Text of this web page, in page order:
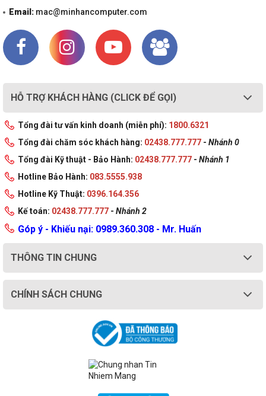
Email: mac@minhancomputer.com
HỖ TRỢ KHÁCH HÀNG (CLICK ĐỂ GỌI)
Tổng đài tư vấn kinh doanh (miễn phí): 1800.6321
Tổng đài chăm sóc khách hàng: 02438.777.777 - Nhánh 0
Tổng đài Kỹ thuật - Bảo Hành: 02438.777.777 - Nhánh 1
Hotline Bảo Hành: 083.5555.938
Hotline Kỹ Thuật: 0396.164.356
Kế toán: 02438.777.777 - Nhánh 2
Góp ý - Khiếu nại: 0989.360.308 - Mr. Huấn
THÔNG TIN CHUNG
CHÍNH SÁCH CHUNG